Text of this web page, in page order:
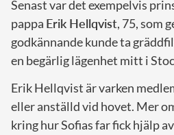
Senast var det exempelvis
pappa Erik Hellqvist, 75, som
godkännande kunde ta
en begärlig lägenhet mitt i
Erik Hellqvist är varken
eller anställd vid hovet. Mer
kring hur Sofias far fick hjälp